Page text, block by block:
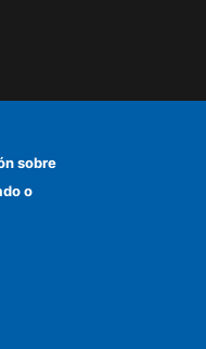
sobre
o